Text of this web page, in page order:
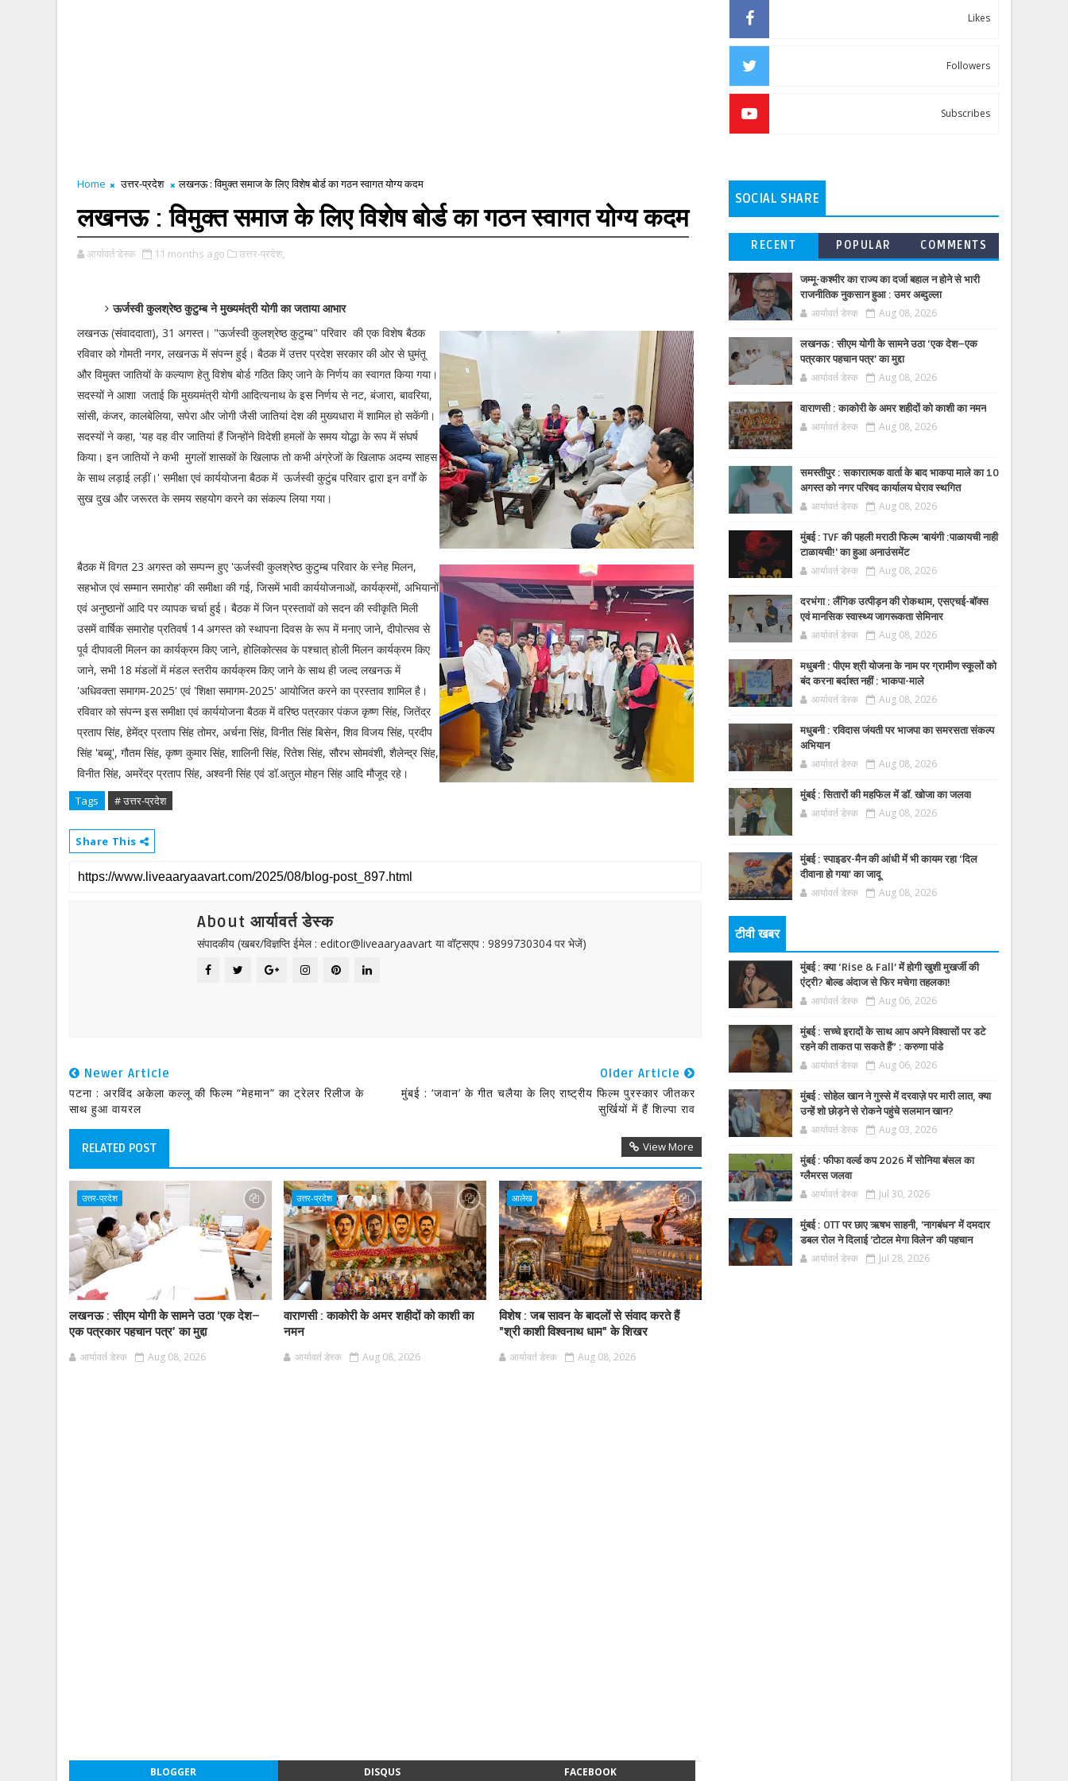
Home उत्तर-प्रदेश लखनऊ : विमुक्त समाज के लिए विशेष बोर्ड का गठन स्वागत योग्य कदम
लखनऊ : विमुक्त समाज के लिए विशेष बोर्ड का गठन स्वागत योग्य कदम
आर्यावर्त डेस्क 11 months ago उत्तर-प्रदेश,
ऊर्जस्वी कुलश्रेष्ठ कुटुम्ब ने मुख्यमंत्री योगी का जताया आभार
लखनऊ (संवाददाता), 31 अगस्त। "ऊर्जस्वी कुलश्रेष्ठ कुटुम्ब" परिवार की एक विशेष बैठक
रविवार को गोमती नगर, लखनऊ में संपन्न हुई। बैठक में उत्तर प्रदेश सरकार की ओर से घुमंतू
और विमुक्त जातियों के कल्याण हेतु विशेष बोर्ड गठित किए जाने के निर्णय का स्वागत किया गया।
सदस्यों ने आशा जताई कि मुख्यमंत्री योगी आदित्यनाथ के इस निर्णय से नट, बंजारा, बावरिया,
सांसी, कंजर, कालबेलिया, सपेरा और जोगी जैसी जातियां देश की मुख्यधारा में शामिल हो सकेंगी।
सदस्यों ने कहा, 'यह वह वीर जातियां हैं जिन्होंने विदेशी हमलों के समय योद्धा के रूप में संघर्ष
किया। इन जातियों ने कभी मुगलों शासकों के खिलाफ तो कभी अंग्रेजों के खिलाफ अदम्य साहस
के साथ लड़ाई लड़ीं।' समीक्षा एवं कार्ययोजना बैठक में ऊर्जस्वी कुटुंब परिवार द्वारा इन वर्गों के
सुख दुख और जरूरत के समय सहयोग करने का संकल्प लिया गया।
बैठक में विगत 23 अगस्त को सम्पन्न हुए 'ऊर्जस्वी कुलश्रेष्ठ कुटुम्ब परिवार के स्नेह मिलन,
सहभोज एवं सम्मान समारोह' की समीक्षा की गई, जिसमें भावी कार्ययोजनाओं, कार्यक्रमों, अभियानों
एवं अनुष्ठानों आदि पर व्यापक चर्चा हुई। बैठक में जिन प्रस्तावों को सदन की स्वीकृति मिली
उसमें वार्षिक समारोह प्रतिवर्ष 14 अगस्त को स्थापना दिवस के रूप में मनाए जाने, दीपोत्सव से
पूर्व दीपावली मिलन का कार्यक्रम किए जाने, होलिकोत्सव के पश्चात् होली मिलन कार्यक्रम किए
जाने, सभी 18 मंडलों में मंडल स्तरीय कार्यक्रम किए जाने के साथ ही जल्द लखनऊ में
'अधिवक्ता समागम-2025' एवं 'शिक्षा समागम-2025' आयोजित करने का प्रस्ताव शामिल है।
रविवार को संपन्न इस समीक्षा एवं कार्ययोजना बैठक में वरिष्ठ पत्रकार पंकज कृष्ण सिंह, जितेंद्र
प्रताप सिंह, हेमेंद्र प्रताप सिंह तोमर, अर्चना सिंह, विनीत सिंह बिसेन, शिव विजय सिंह, प्रदीप
सिंह 'बब्बू', गौतम सिंह, कृष्ण कुमार सिंह, शालिनी सिंह, रितेश सिंह, सौरभ सोमवंशी, शैलेन्द्र सिंह,
विनीत सिंह, अमरेंद्र प्रताप सिंह, अश्वनी सिंह एवं डॉ.अतुल मोहन सिंह आदि मौजूद रहे।
Tags # उत्तर-प्रदेश
Share This
About आर्यावर्त डेस्क
संपादकीय (खबर/विज्ञप्ति ईमेल : editor@liveaaryaavart या वॉट्सएप : 9899730304 पर भेजें)
Newer Article
पटना : अरविंद अकेला कल्लू की फिल्म “मेहमान” का ट्रेलर रिलीज के
साथ हुआ वायरल
Older Article
मुंबई : ‘जवान’ के गीत चलैया के लिए राष्ट्रीय फिल्म पुरस्कार जीतकर
सुर्खियों में हैं शिल्पा राव
RELATED POST View More
उत्तर-प्रदेश
लखनऊ : सीएम योगी के सामने उठा ‘एक देश–
एक पत्रकार पहचान पत्र’ का मुद्दा
आर्यावर्त डेस्क Aug 08, 2026
उत्तर-प्रदेश
वाराणसी : काकोरी के अमर शहीदों को काशी का
नमन
आर्यावर्त डेस्क Aug 08, 2026
आलेख
विशेष : जब सावन के बादलों से संवाद करते हैं
"श्री काशी विश्वनाथ धाम" के शिखर
आर्यावर्त डेस्क Aug 08, 2026
BLOGGER DISQUS FACEBOOK
Likes
Followers
Subscribes
SOCIAL SHARE
RECENT POPULAR COMMENTS
जम्मू-कश्मीर का राज्य का दर्जा बहाल न होने से भारी
राजनीतिक नुकसान हुआ : उमर अब्दुल्ला
आर्यावर्त डेस्क Aug 08, 2026
लखनऊ : सीएम योगी के सामने उठा ‘एक देश–एक
पत्रकार पहचान पत्र’ का मुद्दा
आर्यावर्त डेस्क Aug 08, 2026
वाराणसी : काकोरी के अमर शहीदों को काशी का नमन
आर्यावर्त डेस्क Aug 08, 2026
समस्तीपुर : सकारात्मक वार्ता के बाद भाकपा माले का 10
अगस्त को नगर परिषद कार्यालय घेराव स्थगित
आर्यावर्त डेस्क Aug 08, 2026
मुंबई : TVF की पहली मराठी फिल्म 'बायंगी :पाळायची नाही
टाळायची!' का हुआ अनाउंसमेंट
आर्यावर्त डेस्क Aug 08, 2026
दरभंगा : लैंगिक उत्पीड़न की रोकथाम, एसएचई-बॉक्स
एवं मानसिक स्वास्थ्य जागरूकता सेमिनार
आर्यावर्त डेस्क Aug 08, 2026
मधुबनी : पीएम श्री योजना के नाम पर ग्रामीण स्कूलों को
बंद करना बर्दाश्त नहीं : भाकपा-माले
आर्यावर्त डेस्क Aug 08, 2026
मधुबनी : रविदास जंयती पर भाजपा का समरसता संकल्प
अभियान
आर्यावर्त डेस्क Aug 08, 2026
मुंबई : सितारों की महफिल में डॉ. खोजा का जलवा
आर्यावर्त डेस्क Aug 08, 2026
मुंबई : स्पाइडर-मैन की आंधी में भी कायम रहा ‘दिल
दीवाना हो गया’ का जादू
आर्यावर्त डेस्क Aug 08, 2026
टीवी खबर
मुंबई : क्या ‘Rise & Fall’ में होगी खुशी मुखर्जी की
एंट्री? बोल्ड अंदाज से फिर मचेगा तहलका!
आर्यावर्त डेस्क Aug 06, 2026
मुंबई : सच्चे इरादों के साथ आप अपने विश्वासों पर डटे
रहने की ताकत पा सकते हैं” : करुणा पांडे
आर्यावर्त डेस्क Aug 06, 2026
मुंबई : सोहेल खान ने गुस्से में दरवाज़े पर मारी लात, क्या
उन्हें शो छोड़ने से रोकने पहुंचे सलमान खान?
आर्यावर्त डेस्क Aug 03, 2026
मुंबई : फीफा वर्ल्ड कप 2026 में सोनिया बंसल का
ग्लैमरस जलवा
आर्यावर्त डेस्क Jul 30, 2026
मुंबई : OTT पर छाए ऋषभ साहनी, 'नागबंधन' में दमदार
डबल रोल ने दिलाई 'टोटल मेगा विलेन' की पहचान
आर्यावर्त डेस्क Jul 28, 2026